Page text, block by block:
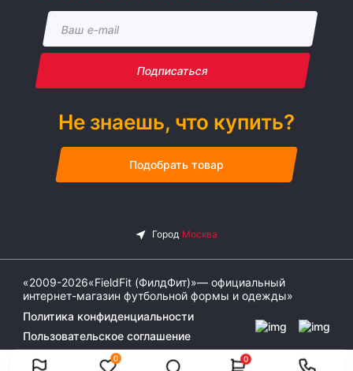
0 0
Подписаться
Не знаешь, что купить?
Подобрать товар
«2009-2026«FieldFit (ФилдФит)»— официальный
интернет-магазин футбольной формы и одежды»
Политика конфиденциальности
Пользовательское соглашение